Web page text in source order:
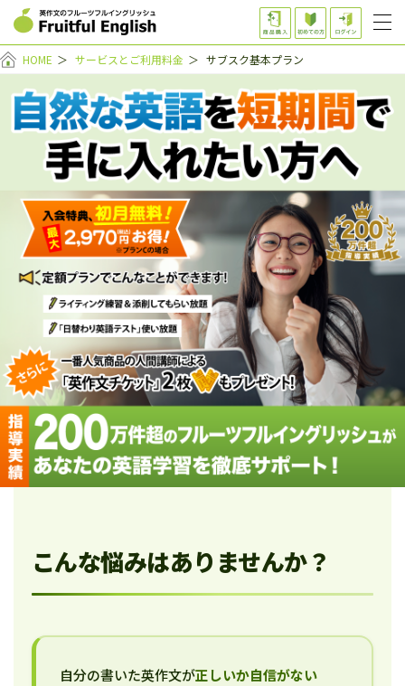
HOME ＞ サービスとご利用料金 ＞ サブスク基本プラン
こんな悩みはありませんか？
自分の書いた英作文が正しいか自信がない